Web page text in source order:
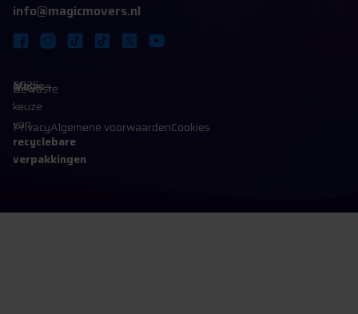
info@magicmovers.nl
2025 Magic Movers B.V.
Bewuste
keuze
van
recyclebare
verpakkingen
PrivacyAlgemene voorwaardenCookies